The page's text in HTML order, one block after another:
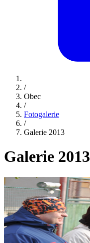
/
Obec
/
Fotogalerie
/
Galerie 2013
Galerie 2013